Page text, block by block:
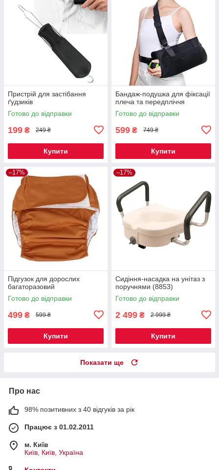
Пристрій для застібання
ґудзиків
Готово до відправки
199 ₴ 249 ₴
Купити
Бандаж-подушка для фіксації
плеча та передпліччя
Готово до відправки
599 ₴ 749 ₴
Купити
–17%
Підгузок для дорослих
багаторазовий
Готово до відправки
499 ₴ 599 ₴
Купити
–17%
Сидіння-насадка на унітаз з
поручнями (8853)
Готово до відправки
2 499 ₴ 2 999 ₴
Купити
Показати ще
Про нас
98% позитивних з 40 відгуків за рік
Працює з 01.02.2011
м. Київ
Київ, Київ, Україна